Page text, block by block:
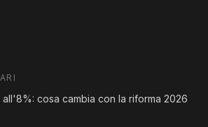
cosa cambia con la riforma 2026